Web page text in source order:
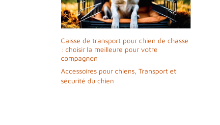
lavable en machine, ce qui facilite le
nettoyage et l'hygiène du siège pour chien.
(Remarque : la mousse intérieure n'est pas
Caisse de transport pour chien de chasse
: choisir la meilleure pour votre
compagnon
Accessoires pour chiens, Transport et
sécurité du chien